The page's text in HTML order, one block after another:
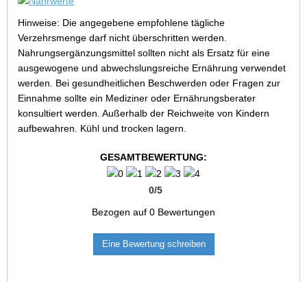
Hinweise: Die angegebene empfohlene tägliche
Verzehrsmenge darf nicht überschritten werden.
Nahrungsergänzungsmittel sollten nicht als Ersatz für eine
ausgewogene und abwechslungsreiche Ernährung verwendet
werden. Bei gesundheitlichen Beschwerden oder Fragen zur
Einnahme sollte ein Mediziner oder Ernährungsberater
konsultiert werden. Außerhalb der Reichweite von Kindern
aufbewahren. Kühl und trocken lagern.
GESAMTBEWERTUNG:
0/5
Bezogen auf 0 Bewertungen
Eine Bewertung schreiben